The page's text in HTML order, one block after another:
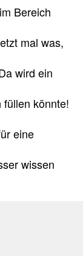
Bereich
mal was,
wird ein
könnte!
eine
wissen